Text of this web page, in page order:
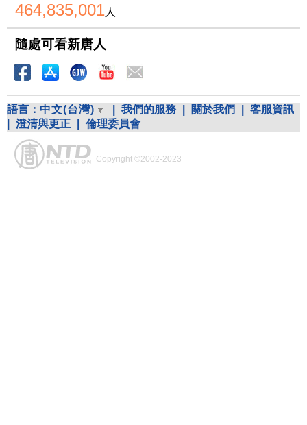
464,835,001人
隨處可看新唐人
語言： 中文(台灣) 我們的服務 關於我們
客服資訊
澄清與更正 倫理委員會
Copyright ©2002-2023